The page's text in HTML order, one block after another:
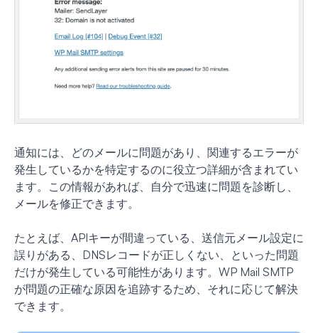
通知には、どのメールに問題があり、関連するエラーが
発生しているかを特定するのに役立つ詳細が含まれてい
ます。この情報があれば、自分で迅速に問題を診断し、
メールを修正できます。
たとえば、APIキーが間違っている、送信元メール設定に
誤りがある、DNSレコードが正しくない、といった問題
だけが発生している可能性があります。WP Mail SMTP
が問題の正確な原因を追跡するため、それに応じて解決
できます。